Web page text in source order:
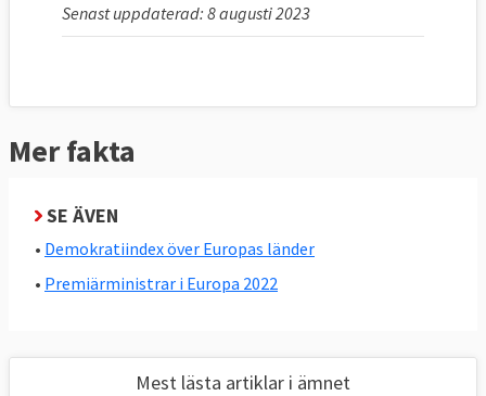
Senast uppdaterad: 8 augusti 2023
Mer fakta
SE ÄVEN
• Demokratiindex över Europas länder
• Premiärministrar i Europa 2022
Mest lästa artiklar i ämnet